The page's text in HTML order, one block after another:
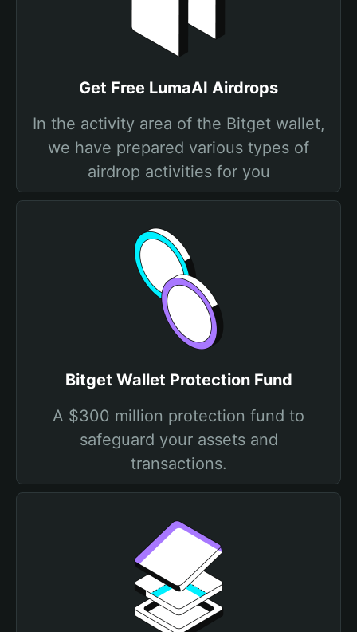
Get Free LumaAI Airdrops
In the activity area of the Bitget wallet,
we have prepared various types of
airdrop activities for you
Bitget Wallet Protection Fund
A $300 million protection fund to
safeguard your assets and
transactions.